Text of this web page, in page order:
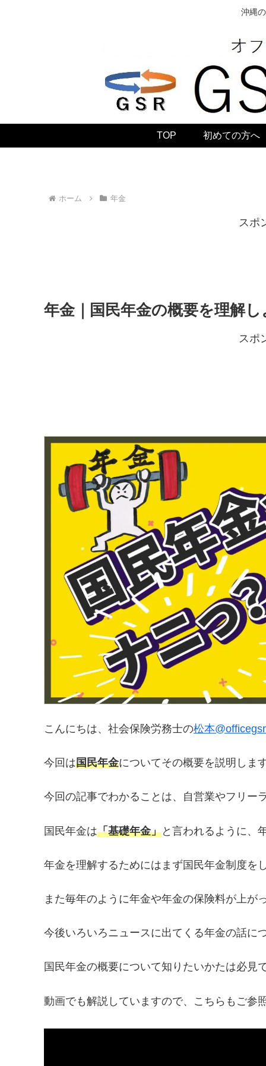
沖縄
TOP 初めての方へ
ホーム 年金
スポ
年金｜国民年金の概要を理解
スポ
こんにちは、社会保険労務士の松本@officegsr
今回は国民年金についてその概要を説明しま
今回の記事でわかることは、自営業やフリー
国民年金は「基礎年金」と言われるように、
年金を理解するためにはまず国民年金制度を
また毎年のように年金や年金の保険料が上が
今後いろいろニュースに出てくる年金の話に
国民年金の概要について知りたいかたは必見
動画でも解説していますので、こちらもご参